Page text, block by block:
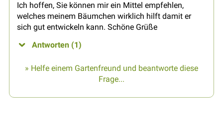
Ich hoffen, Sie können mir ein Mittel empfehlen,
welches meinem Bäumchen wirklich hilft damit er
sich gut entwickeln kann. Schöne Grüße
Antworten (1)
» Helfe einem Gartenfreund und beantworte diese
Frage...